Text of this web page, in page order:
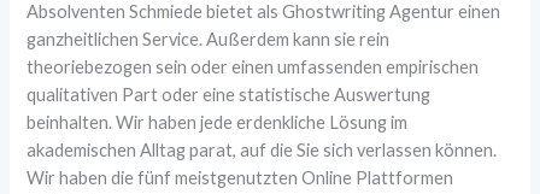
Absolventen Schmiede bietet als Ghostwriting Agentur einen
ganzheitlichen Service. Außerdem kann sie rein
theoriebezogen sein oder einen umfassenden empirischen
qualitativen Part oder eine statistische Auswertung
beinhalten. Wir haben jede erdenkliche Lösung im
akademischen Alltag parat, auf die Sie sich verlassen können.
Wir haben die fünf meistgenutzten Online Plattformen